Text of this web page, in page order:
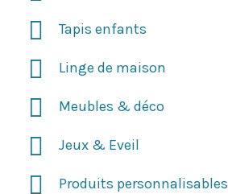
Tapis enfants
Linge de maison
Meubles & déco
Jeux & Eveil
Produits personnalisables